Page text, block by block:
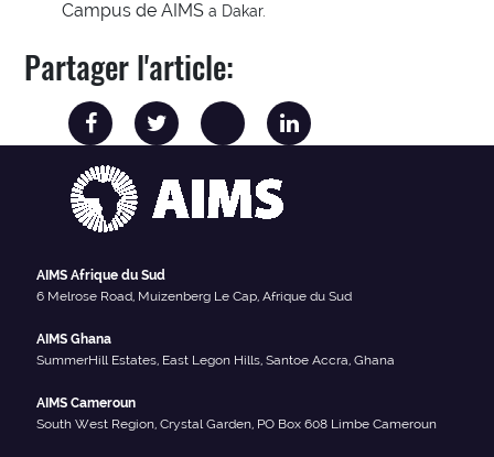
Campus de AIMS a Dakar.
Partager l'article:
AIMS Afrique du Sud
6 Melrose Road, Muizenberg Le Cap, Afrique du Sud
AIMS Ghana
SummerHill Estates, East Legon Hills, Santoe Accra, Ghana
AIMS Cameroun
South West Region, Crystal Garden, PO Box 608 Limbe Cameroun